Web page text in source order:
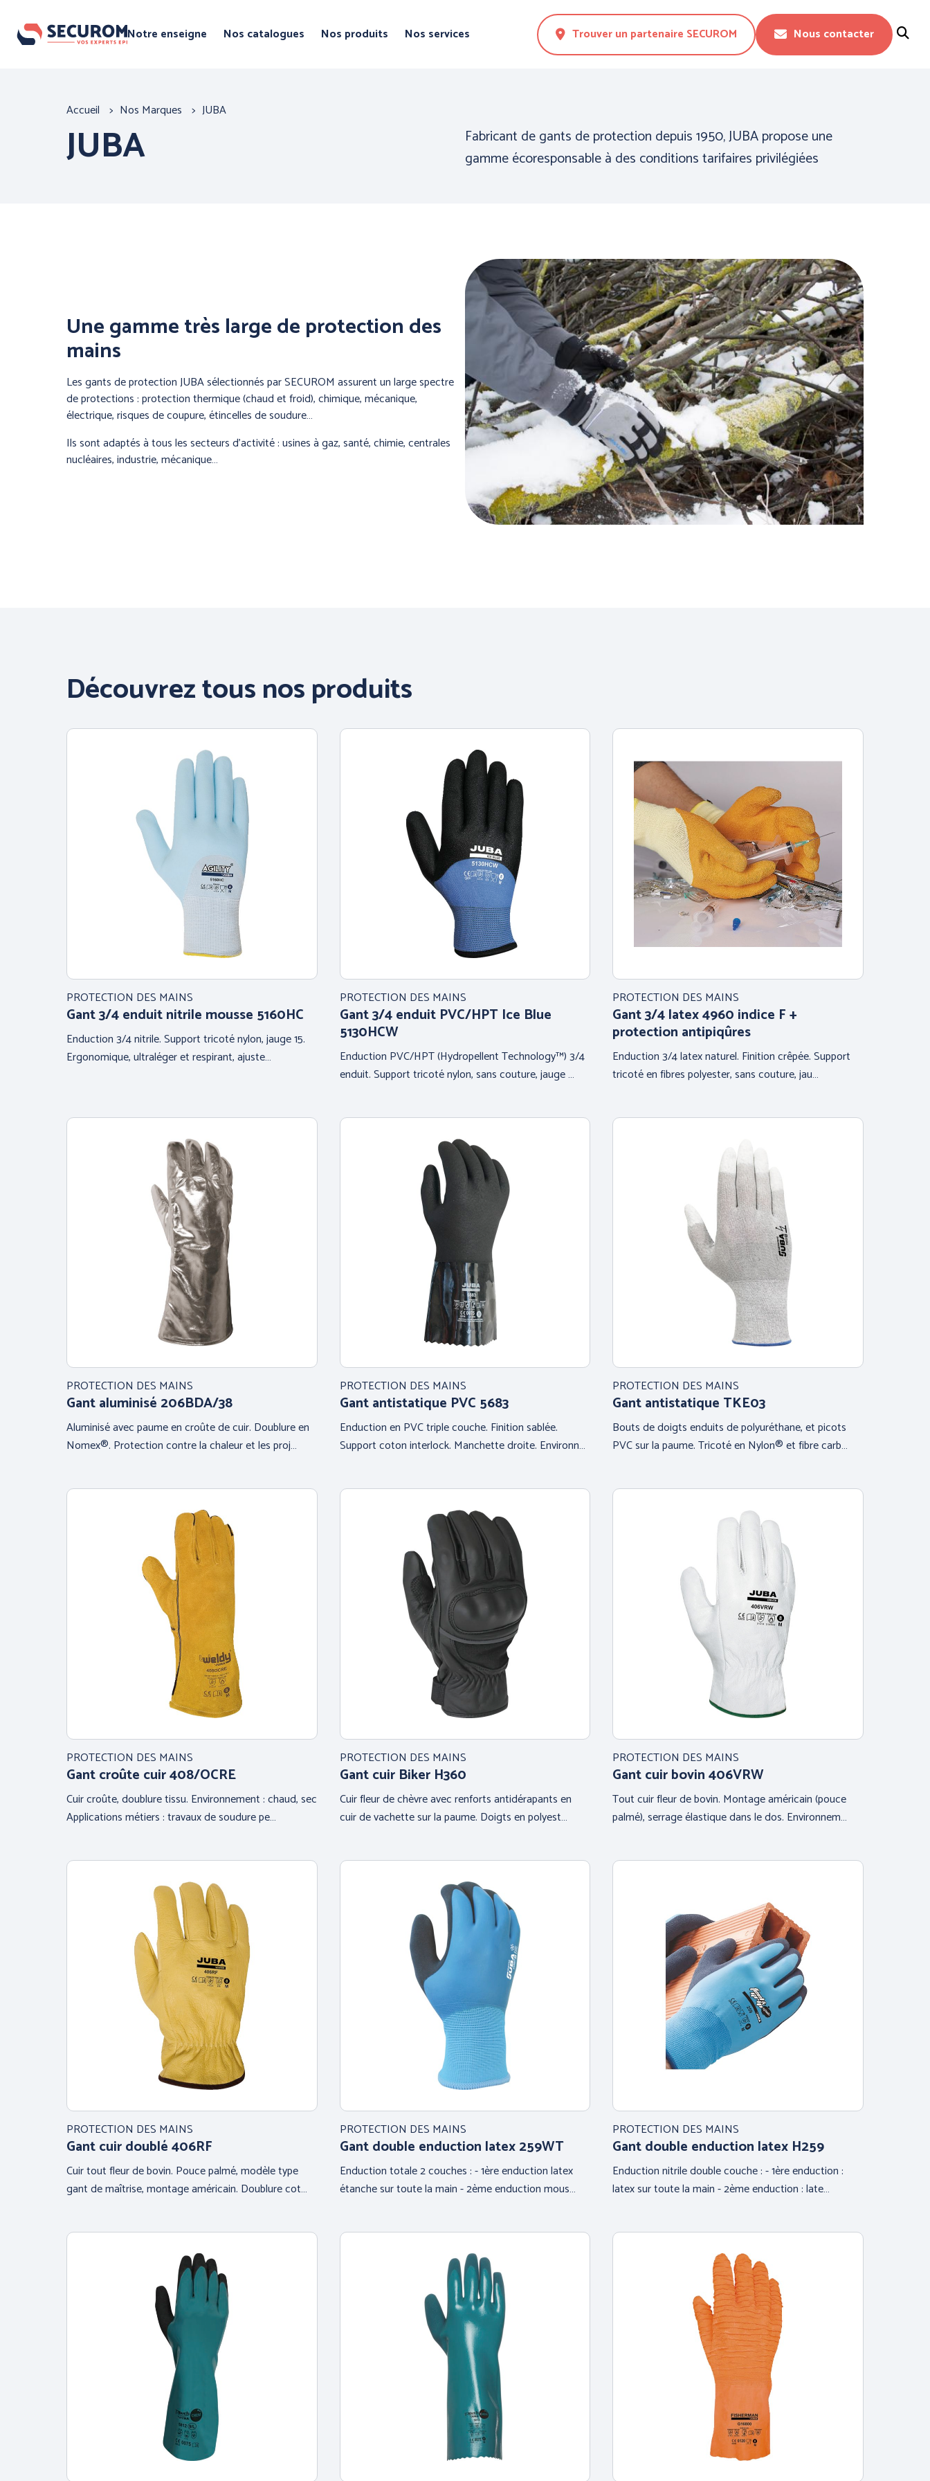
contenu
Notre enseigne Nos catalogues Nos produits Nos services Trouver un partenaire SECUROM Nous contacter
Par marque
PROTECTION DES PROTECTION DU
CORPS - WORKWEAR
PROTECTION DU
CORPS - TECHNIQUE -
ANTICHUTE HYGIENE
ERGONOMIE et AIDE
AU TRAVAIL
PRÉVENTION et
Fil
Accueil Nos Marques JUBA
JUBA
Fabricant de gants de protection depuis 1950, JUBA propose une
gamme écoresponsable à des conditions tarifaires privilégiées
Une gamme très large de protection des
mains
Les gants de protection JUBA sélectionnés par SECUROM assurent un large spectre
de protections : protection thermique (chaud et froid), chimique, mécanique,
électrique, risques de coupure, étincelles de soudure…
Ils sont adaptés à tous les secteurs d’activité : usines à gaz, santé, chimie, centrales
nucléaires, industrie, mécanique…
Découvrez tous nos produits
PROTECTION DES MAINS
Gant 3/4 enduit nitrile mousse 5160HC
Enduction 3/4 nitrile. Support tricoté nylon, jauge 15.
Ergonomique, ultraléger et respirant, ajuste…
PROTECTION DES MAINS
Gant 3/4 enduit PVC/HPT Ice Blue
5130HCW
Enduction PVC/HPT (Hydropellent Technology™) 3/4
enduit. Support tricoté nylon, sans couture, jauge …
PROTECTION DES MAINS
Gant 3/4 latex 4960 indice F +
protection antipiqûres
Enduction 3/4 latex naturel. Finition crêpée. Support
tricoté en fibres polyester, sans couture, jau…
PROTECTION DES MAINS
Gant aluminisé 206BDA/38
Aluminisé avec paume en croûte de cuir. Doublure en
Nomex®. Protection contre la chaleur et les proj…
PROTECTION DES MAINS
Gant antistatique PVC 5683
Enduction en PVC triple couche. Finition sablée.
Support coton interlock. Manchette droite. Environn…
PROTECTION DES MAINS
Gant antistatique TKE03
Bouts de doigts enduits de polyuréthane, et picots
PVC sur la paume. Tricoté en Nylon® et fibre carb…
PROTECTION DES MAINS
Gant croûte cuir 408/OCRE
Cuir croûte, doublure tissu. Environnement : chaud, sec
Applications métiers : travaux de soudure pe…
PROTECTION DES MAINS
Gant cuir Biker H360
Cuir fleur de chèvre avec renforts antidérapants en
cuir de vachette sur la paume. Doigts en polyest…
PROTECTION DES MAINS
Gant cuir bovin 406VRW
Tout cuir fleur de bovin. Montage américain (pouce
palmé), serrage élastique dans le dos. Environnem…
PROTECTION DES MAINS
Gant cuir doublé 406RF
Cuir tout fleur de bovin. Pouce palmé, modèle type
gant de maîtrise, montage américain. Doublure cot…
PROTECTION DES MAINS
Gant double enduction latex 259WT
Enduction totale 2 couches : - 1ère enduction latex
étanche sur toute la main - 2ème enduction mous…
PROTECTION DES MAINS
Gant double enduction latex H259
Enduction nitrile double couche : - 1ère enduction :
latex sur toute la main - 2ème enduction : late…